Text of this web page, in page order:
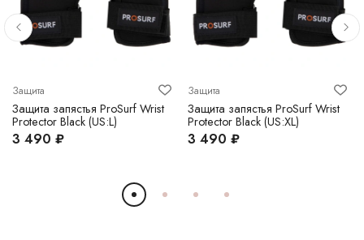
Защита
Защита запястья ProSurf Wrist
Protector Black (US:L)
3 490 ₽
Защита
Защита запястья ProSurf Wrist
Protector Black (US:XL)
3 490 ₽